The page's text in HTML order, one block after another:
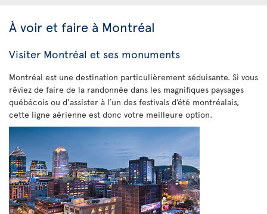
À voir et faire à Montréal
Visiter Montréal et ses monuments
Montréal est une destination particulièrement séduisante. Si vous
rêviez de faire de la randonnée dans les magnifiques paysages
québécois ou d’assister à l’un des festivals d’été montréalais,
cette ligne aérienne est donc votre meilleure option.